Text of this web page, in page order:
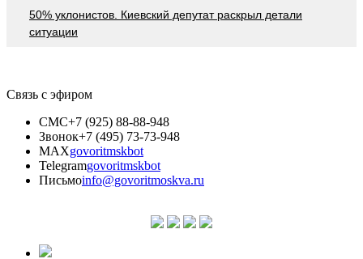
50% уклонистов. Киевский депутат раскрыл детали
ситуации
Связь с эфиром
СМС+7 (925) 88-88-948
Звонок+7 (495) 73-73-948
MAXgovoritmskbot
Telegramgovoritmskbot
Письмоinfo@govoritmoskva.ru